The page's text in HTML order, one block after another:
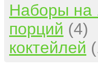
Наборы на
порций (4)
коктейлей